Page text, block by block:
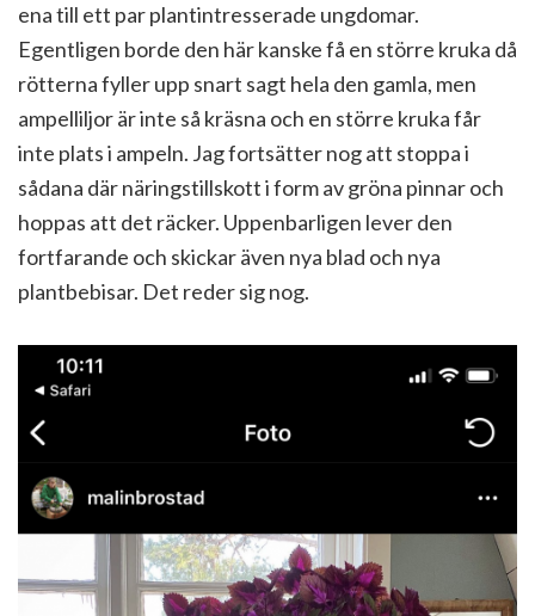
ena till ett par plantintresserade ungdomar.
Egentligen borde den här kanske få en större kruka då
rötterna fyller upp snart sagt hela den gamla, men
ampelliljor är inte så kräsna och en större kruka får
inte plats i ampeln. Jag fortsätter nog att stoppa i
sådana där näringstillskott i form av gröna pinnar och
hoppas att det räcker. Uppenbarligen lever den
fortfarande och skickar även nya blad och nya
plantbebisar. Det reder sig nog.